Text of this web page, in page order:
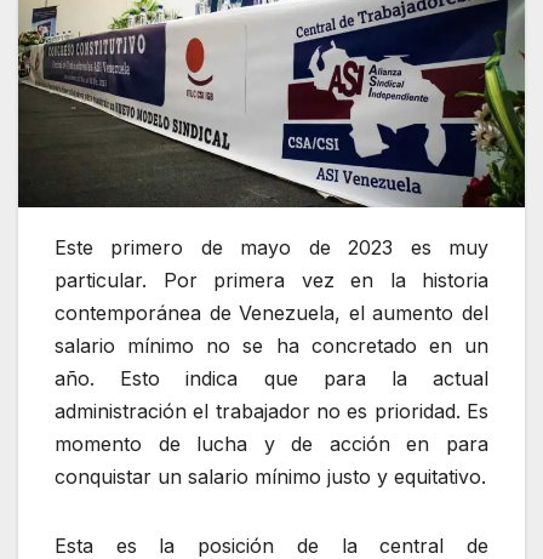
Este primero de mayo de 2023 es muy
particular. Por primera vez en la historia
contemporánea de Venezuela, el aumento del
salario mínimo no se ha concretado en un
año. Esto indica que para la actual
administración el trabajador no es prioridad. Es
momento de lucha y de acción en para
conquistar un salario mínimo justo y equitativo.
Esta es la posición de la central de